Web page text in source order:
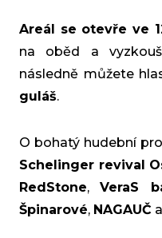
Areál se otevře ve
na oběd a
následně můžete
guláš.
O bohatý hudební
Schelinger revival
RedStone,VeraS
Špinarové, NAGAUČ a